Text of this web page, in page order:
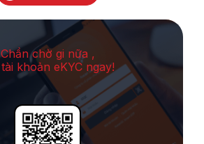
Chần chờ gi nữa ,
khoản eKYC ngay!